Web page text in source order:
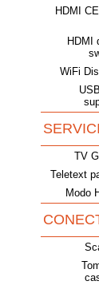
HDMI
HDMI
WiFi
TV
Teletext
Modo